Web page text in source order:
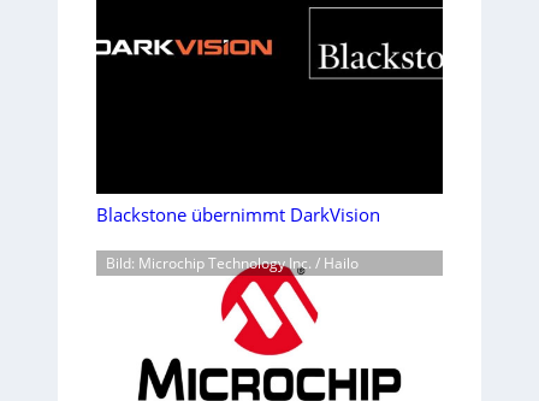
Blackstone übernimmt DarkVision
Bild: Microchip Technology Inc. / Hailo